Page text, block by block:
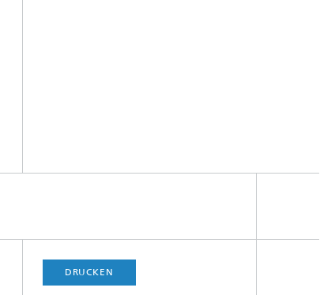
DRUCKEN